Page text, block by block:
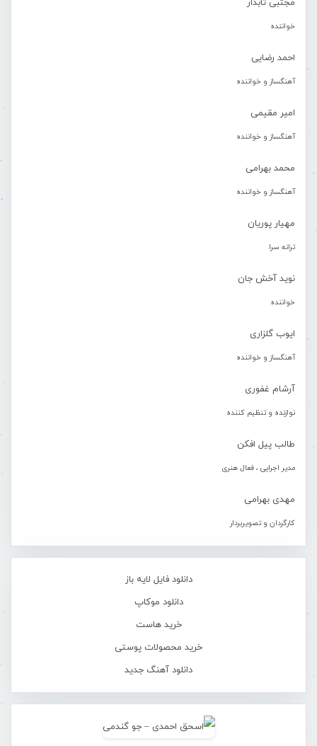
مجتبی تابدار
خواننده
احمد رضایی
آهنگساز و خواننده
امیر مقیمی
آهنگساز و خواننده
محمد بهرامی
آهنگساز و خواننده
مهیار پوریان
ترانه سرا
نوید آخش جان
خواننده
ایوب گلزاری
آهنگساز و خواننده
آرشام غفوری
نوازنده و تنظیم کننده
طالب پیل افکن
مدیر اجرایی ، فعال هنری
مهدی بهرامی
کارگردان و تصویربردار
دانلود فایل لایه باز
دانلود موکاپ
خرید هاست
خرید محصولات پوستی
دانلود آهنگ جدید